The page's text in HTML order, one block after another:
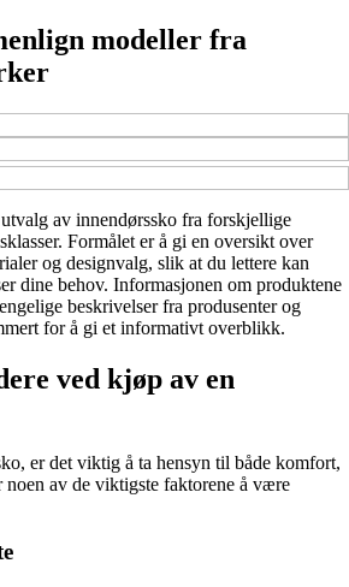
modeller fra
av innendørssko fra forskjellige
Formålet er å gi en oversikt over
og designvalg, slik at du lettere kan
dine behov. Informasjonen om produktene
beskrivelser fra produsenter og
for å gi et informativt overblikk.
ved kjøp av en
er det viktig å ta hensyn til både komfort,
noen av de viktigste faktorene å være